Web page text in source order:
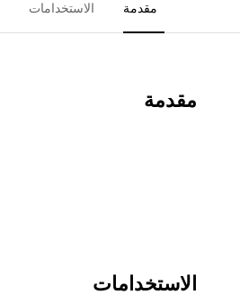
مقدمة الاستخدامات
مقدمة
الاستخدامات